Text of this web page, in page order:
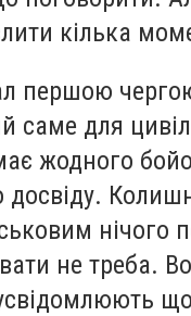
кілька
першою
саме для
жодного
досвіду.
нічого
не треба.
що